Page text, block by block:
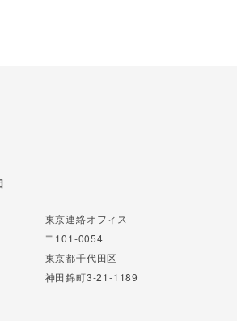
東京連絡オフィス
〒101-0054
東京都千代田区
神田錦町3-21-1189